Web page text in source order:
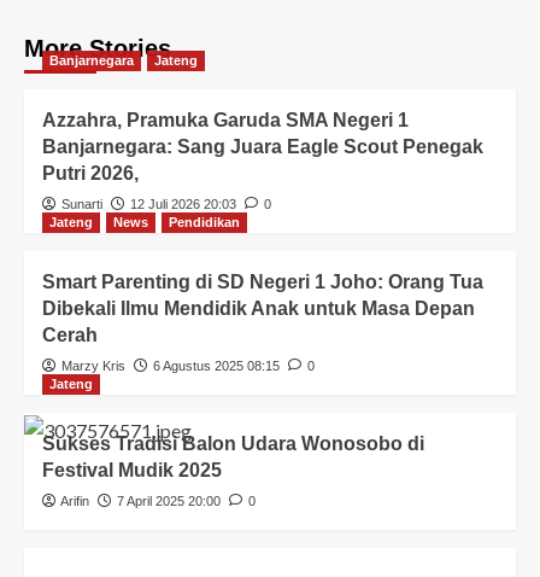
More Stories
Banjarnegara Jateng
Azzahra, Pramuka Garuda SMA Negeri 1
Banjarnegara: Sang Juara Eagle Scout Penegak
Putri 2026,
Sunarti 12 Juli 2026 20:03
0
Jateng
News Pendidikan
Smart Parenting di SD Negeri 1 Joho: Orang Tua
Dibekali Ilmu Mendidik Anak untuk Masa Depan
Cerah
Marzy Kris 6 Agustus 2025 08:15
0
Jateng
Sukses Tradisi Balon Udara Wonosobo di
Festival Mudik 2025
Arifin 7 April 2025 20:00 0